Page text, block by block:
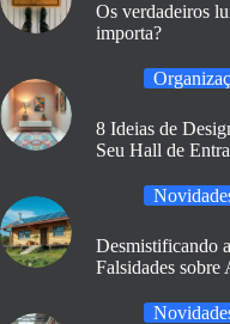
Os verdadeiros
importa?
8 Ideias de
Seu Hall de
Desmistificando
Falsidades sobre